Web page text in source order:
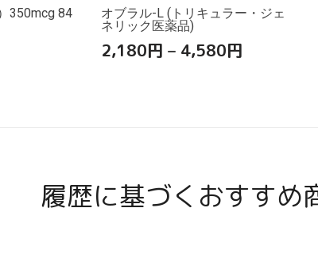
350mcg 84
オブラル-L (トリキュラー・ジェ
ネリック医薬品)
2,180円 – 4,580円
履歴に基づくおすすめ